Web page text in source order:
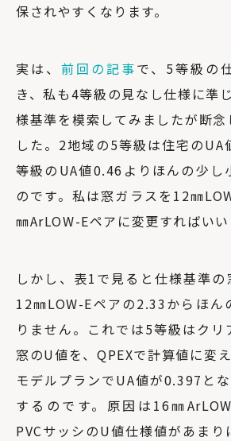
保されやすくなります。
実は、 前回の記事で、5等級の
き、私も4等級の見なし仕様に準
様基準を模索してみましたが断念
した。2地域の5等級は住宅のUA
等級のUA値0.46よりほんの少し
のです。私は窓ガラスを12㎜
㎜ArLOW-Eペアに変更すればいい
しかし、表1で見ると仕様基準
12㎜LOW-Eペアの2.33からほん
りません。これでは5等級はクリ
窓のU値を、QPEXで計算値に変
モデルプランでUA値が0.397と
するのです。原因は16㎜
PVCサッシのU値仕様値があまり